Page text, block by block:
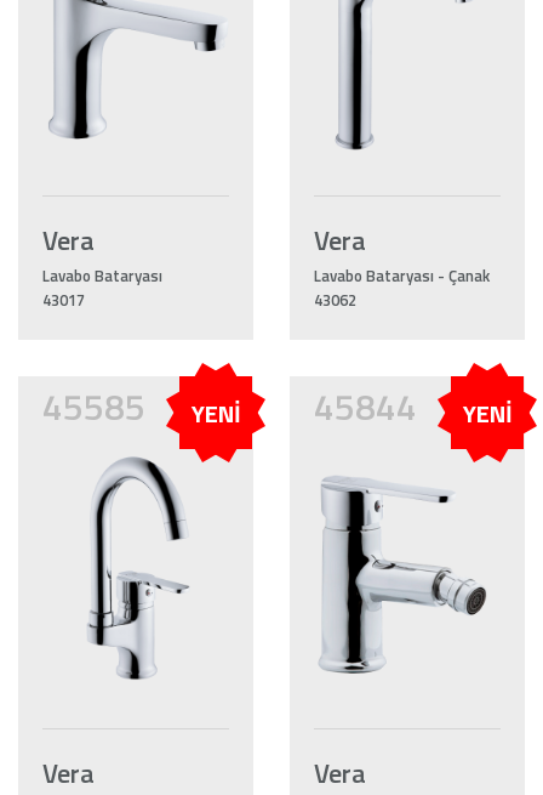
Vera
Lavabo Bataryası
43017
Vera
Lavabo Bataryası - Çanak
43062
45585 YENİ
Vera
45844 YENİ
Vera